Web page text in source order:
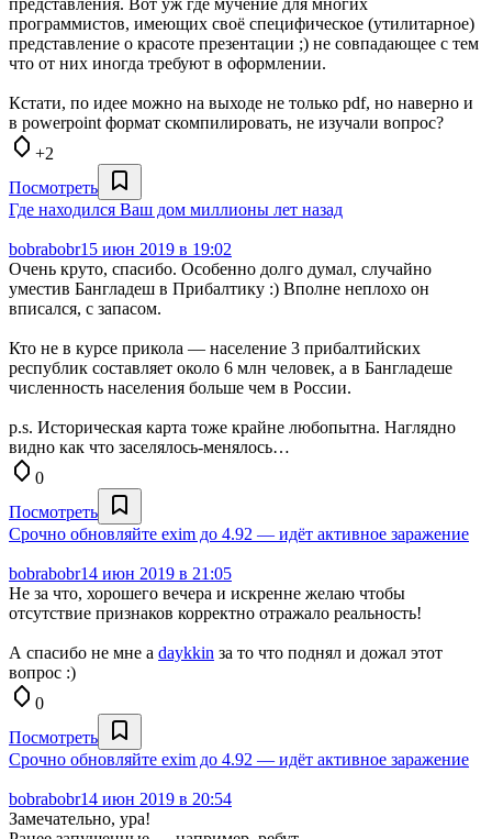
представления. Вот уж где мучение для многих
программистов, имеющих своё специфическое (утилитарное)
представление о красоте презентации ;) не совпадающее с тем
что от них иногда требуют в оформлении.
Кстати, по идее можно на выходе не только pdf, но наверно и
в powerpoint формат скомпилировать, не изучали вопрос?
+2
Посмотреть
Где находился Ваш дом миллионы лет назад
bobrabobr15 июн 2019 в 19:02
Очень круто, спасибо. Особенно долго думал, случайно
уместив Бангладеш в Прибалтику :) Вполне неплохо он
вписался, с запасом.
Кто не в курсе прикола — население 3 прибалтийских
республик составляет около 6 млн человек, а в Бангладеше
численность населения больше чем в России.
p.s. Историческая карта тоже крайне любопытна. Наглядно
видно как что заселялось-менялось…
0
Посмотреть
Срочно обновляйте exim до 4.92 — идёт активное заражение
bobrabobr14 июн 2019 в 21:05
Не за что, хорошего вечера и искренне желаю чтобы
отсутствие признаков корректно отражало реальность!
А спасибо не мне а daykkin за то что поднял и дожал этот
вопрос :)
0
Посмотреть
Срочно обновляйте exim до 4.92 — идёт активное заражение
bobrabobr14 июн 2019 в 20:54
Замечательно, ура!